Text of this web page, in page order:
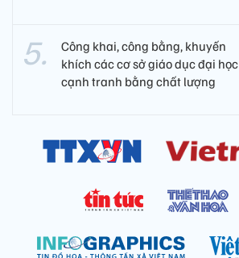
Công khai, công bằng, khuyến
khích các cơ sở giáo dục đại học
cạnh tranh bằng chất lượng​